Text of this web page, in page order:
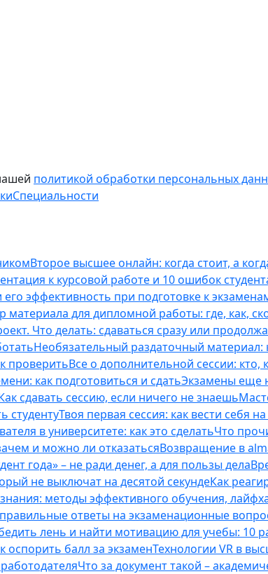
политикой обработки персональных
Специальности
Второе высшее онлайн: когда стоит, а
к курсовой работе и 10 ошибок
эффективность при подготовке к
материала для дипломной работы: где, как,
Что делать: сдаваться сразу или
Необязательный раздаточный
проверитьВсе о дополнительной сессии: кто,
как подготовиться и сдатьЭкзамены еще
сдавать сессию, если ничего не знаешь
студентуТвоя первая сессия: как вести себя
в университете: как это сделатьЧто
и можно ли отказатьсяВозвращение в
года» – не ради денег, а для пользы дела
не выключат на десятой секундеКак
методы эффективного обучения,
правильные ответы на экзаменационные
лень и найти мотивацию для учебы: 10
оспорить балл за экзаменТехнологии VR в
Что за документ такой –